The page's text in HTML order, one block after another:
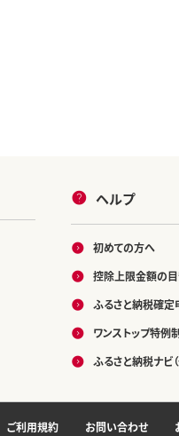
ヘルプ
初めての方へ
控除上限金額の
ふるさと納税確定
ワンストップ特例
ふるさと納税ナビ（
ご利用規約 お問い合わせ